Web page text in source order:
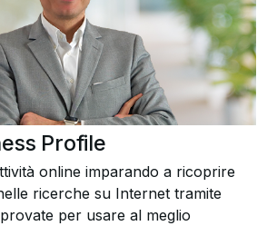
Profile
online imparando a ricoprire
ricerche su Internet tramite
per usare al meglio